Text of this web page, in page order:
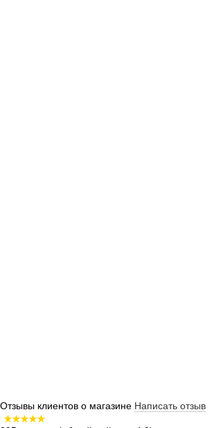
Отзывы клиентов о магазине Написать отзыв